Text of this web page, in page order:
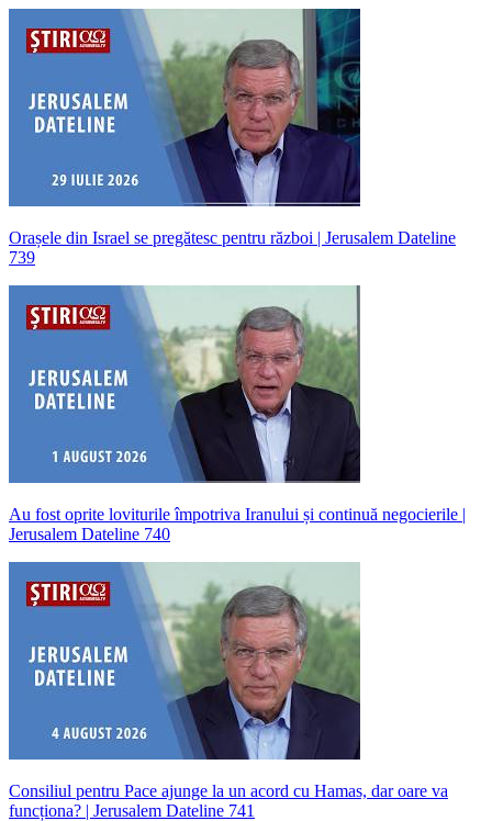
Orașele din Israel se pregătesc pentru război | Jerusalem Dateline
739
Au fost oprite loviturile împotriva Iranului și continuă negocierile |
Jerusalem Dateline 740
Consiliul pentru Pace ajunge la un acord cu Hamas, dar oare va
funcționa? | Jerusalem Dateline 741